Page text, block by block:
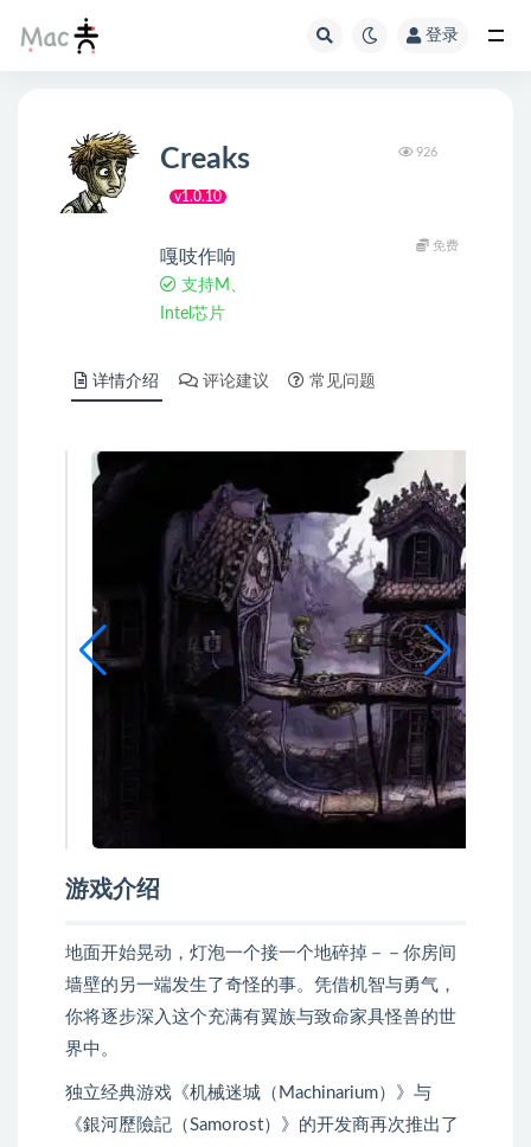
登录
Creaks
v1.0.10
嘎吱作响
支持M、
Intel芯片
926
免费
详情介绍 评论建议 常见问题
游戏介绍
地面开始晃动，灯泡一个接一个地碎掉－－你房间
墙壁的另一端发生了奇怪的事。凭借机智与勇气，
你将逐步深入这个充满有翼族与致命家具怪兽的世
界中。
独立经典游戏《机械迷城（Machinarium）》与
《銀河歷險記（Samorost）》的开发商再次推出了